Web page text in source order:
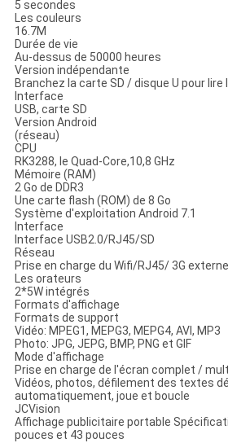
5 secondes
Les couleurs
16.7M
Durée de vie
Au-dessus de 50000 heures
Version indépendante
Branchez la carte SD / disque U pour lire
Interface
USB, carte SD
Version Android
(réseau)
CPU
RK3288, le Quad-Core,10,8 GHz
Mémoire (RAM)
2 Go de DDR3
Une carte flash (ROM) de 8 Go
Système d'exploitation Android 7.1
Interface
Interface USB2.0/RJ45/SD
Réseau
Prise en charge du Wifi/RJ45/ 3G
Les orateurs
2*5W intégrés
Formats d'affichage
Formats de support
Vidéo: MPEG1, MEPG3, MEPG4, AVI, MP3
Photo: JPG, JEPG, BMP, PNG et GIF
Mode d'affichage
Prise en charge de l'écran complet /
Vidéos, photos, défilement des textes
automatiquement, joue et boucle
JCVision
Affichage publicitaire portable
pouces et 43 pouces